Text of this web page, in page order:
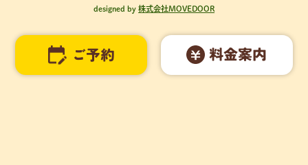
designed by 株式会社MOVEDOOR
ご予約 料金案内